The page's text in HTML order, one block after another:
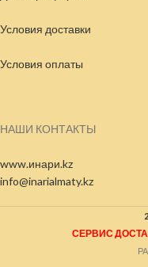
Условия доставки
Условия оплаты
НАШИ КОНТАКТЫ
www.инари.kz
info@inarialmaty.kz
СЕРВИС